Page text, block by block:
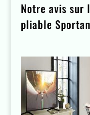
Notre avis sur
pliable